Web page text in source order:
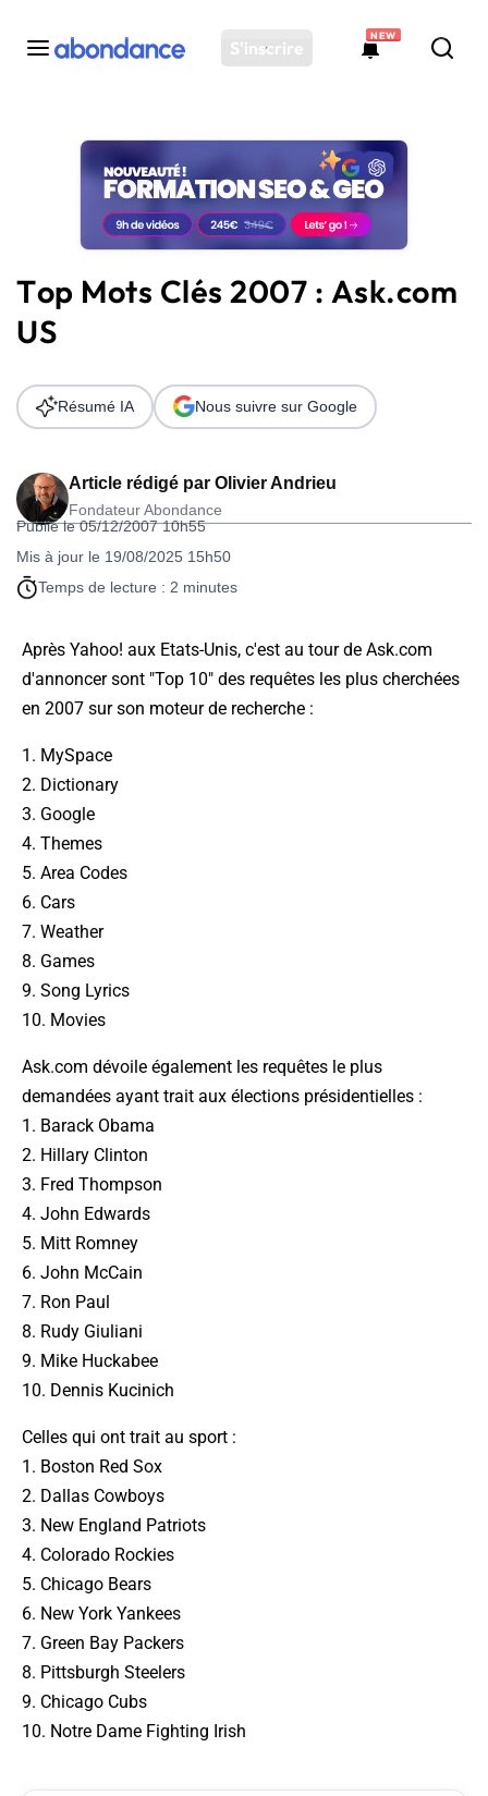
S'inscrire
NEW
Toutes les actus
Actus SEO
Plateforme
Solutions
Ressources
Audit SEO
Top Mots Clés 2007 : Ask.com
US
Article rédigé par Olivier Andrieu
Fondateur Abondance
Publié le 05/12/2007 10h55
Mis à jour le 19/08/2025 15h50
Temps de lecture : 2 minutes
Résumé IA Nous suivre sur Google
Après Yahoo! aux Etats-Unis, c'est au tour de Ask.com
d'annoncer sont "Top 10" des requêtes les plus cherchées
en 2007 sur son moteur de recherche :
1. MySpace
2. Dictionary
3. Google
4. Themes
5. Area Codes
6. Cars
7. Weather
8. Games
9. Song Lyrics
10. Movies
Ask.com dévoile également les requêtes le plus
demandées ayant trait aux élections présidentielles :
1. Barack Obama
2. Hillary Clinton
3. Fred Thompson
4. John Edwards
5. Mitt Romney
6. John McCain
7. Ron Paul
8. Rudy Giuliani
9. Mike Huckabee
10. Dennis Kucinich
Celles qui ont trait au sport :
1. Boston Red Sox
2. Dallas Cowboys
3. New England Patriots
4. Colorado Rockies
5. Chicago Bears
6. New York Yankees
7. Green Bay Packers
8. Pittsburgh Steelers
9. Chicago Cubs
10. Notre Dame Fighting Irish